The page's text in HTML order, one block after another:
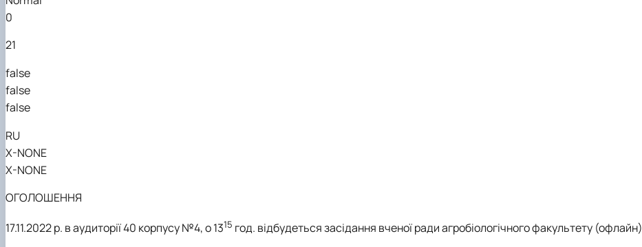
0
21
false
false
false
RU
X-NONE
X-NONE
ОГОЛОШЕННЯ
17.11.2022 р. ваудиторії 40 корпусу №4,о1315 год. відбудеться засідання вченої ради агробіологічного факультету (офлайн)